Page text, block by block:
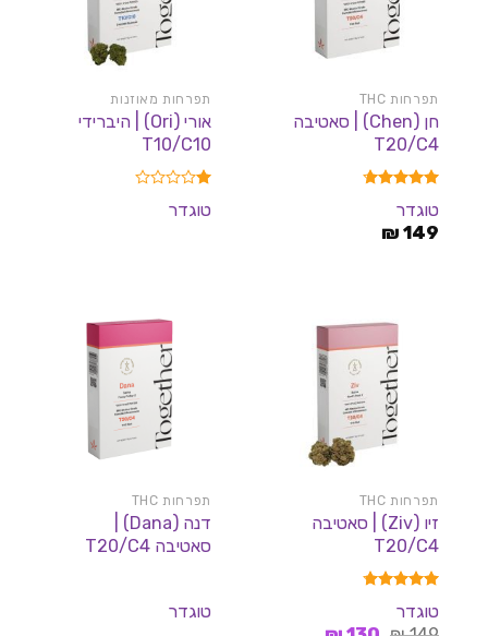
תפרחות THC
חן (Chen) | סאטיבה
T20/C4
מתוך 5
טוגדר
149
₪
תפרחות מאוזנות
אורי (Ori) | היברידי
T10/C10
1.00
טוגדר
תפרחות THC
זיו (Ziv) | סאטיבה
T20/C4
מתוך 5
טוגדר
תפרחות THC
דנה (Dana) |
סאטיבה T20/C4
טוגדר